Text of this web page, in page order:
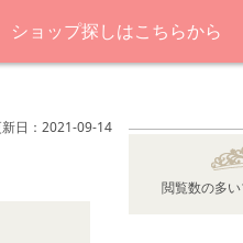
ショップ探しはこちらから
日：2021-09-14
閲覧数の多